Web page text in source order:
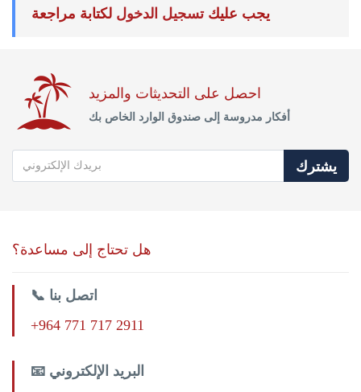
يجب عليكتسجيل الدخول لكتابة مراجعة
احصل على التحديثات والمزيد
أفكار مدروسة إلى صندوق الوارد الخاص بك
يشترك
هل تحتاج إلى مساعدة؟
📞 اتصل بنا
+964 771 717 2911
📧 البريد الإلكتروني